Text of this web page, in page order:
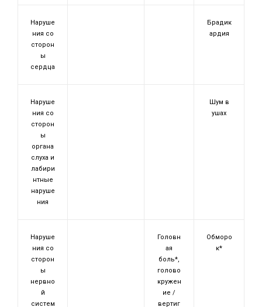
Наруше
ния со
сторон
ы
сердца
Брадик
ардия
Наруше
ния со
сторон
ы
органа
слуха и
лабири
нтные
наруше
ния
Шум в
ушах
Наруше
ния со
сторон
ы
нервно
й
систем
Головн
ая
боль*,
голово
кружен
ие /
вертиг
Обморо
к*